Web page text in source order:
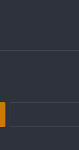
البحث